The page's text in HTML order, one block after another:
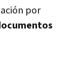
por